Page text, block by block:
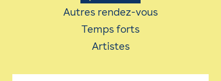
ACCESSIBILITÉ
LES PRODUCTIONS
Saison
Autres rendez-vous
Temps forts
Artistes